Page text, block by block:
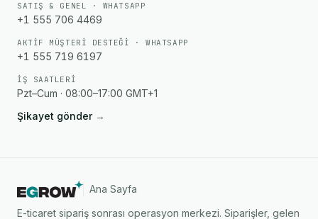
SATIŞ & GENEL · WHATSAPP
+1 555 706 4469
AKTIF MÜŞTERI DESTEĞI · WHATSAPP
+1 555 719 6197
İŞ SAATLERI
Pzt–Cum · 08:00–17:00 GMT+1
Şikayet gönder →
Ana Sayfa
E-ticaret sipariş sonrası operasyon merkezi. Siparişler, gelen